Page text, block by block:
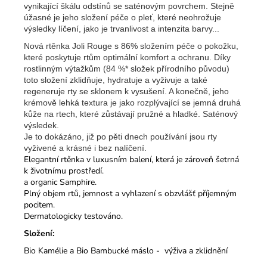
vynikající škálu odstínů se saténovým povrchem. Stejně
úžasné je jeho složení péče o pleť, které neohrožuje
výsledky líčení, jako je trvanlivost a intenzita barvy...
Nová rtěnka Joli Rouge s 86% složením péče o pokožku,
které poskytuje rtům optimální komfort a ochranu. Díky
rostlinným výtažkům (84 %* složek přírodního původu)
toto složení zklidňuje, hydratuje a vyživuje a také
regeneruje rty se sklonem k vysušení. A konečně, jeho
krémově lehká textura je jako rozplývající se jemná druhá
kůže na rtech, které zůstávají pružné a hladké. Saténový
výsledek.
Je to dokázáno, již po pěti dnech používání jsou rty
vyživené a krásné i bez nalíčení.
Elegantní rtěnka v luxusním balení, která je zároveň šetrná
k životnímu prostředí.
a organic Samphire.
Plný objem rtů, jemnost a vyhlazení s obzvlášť příjemným
pocitem.
Dermatologicky testováno.
Složení:
Bio Kamélie a Bio Bambucké máslo - výživa a zklidnění